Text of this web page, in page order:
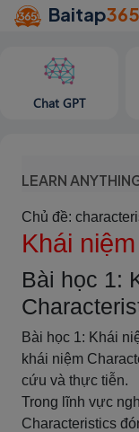
Baitap365
Chat GPT
LEARN
Chủ đề:
Khái
Bài học 1:
Bài học 1: Khái
khái niệm
cứu và thực tiễn.
Trong lĩnh vực
Characteristics